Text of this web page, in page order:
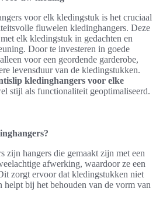
voor elk kledingstuk is het cruciaal
fluwelen kledinghangers. Deze
elk kledingstuk in gedachten en
Door te investeren in goede
voor een geordende garderobe,
levensduur van de kledingstukken.
kledinghangers voor elke
stijl als functionaliteit geoptimaliseerd.
zijn hangers die gemaakt zijn met een
afwerking, waardoor ze een
zorgt ervoor dat kledingstukken niet
helpt bij het behouden van de vorm van